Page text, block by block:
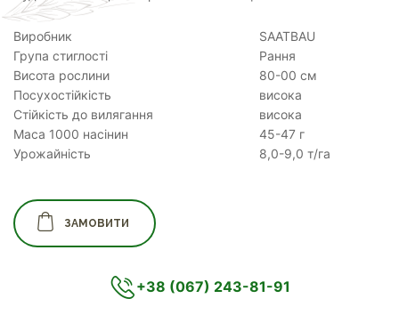
Виробник
SAATBAU
Група стиглості
Рання
Висота рослини
80-00 см
Посухостійкість
висока
Стійкість до вилягання
висока
Маса 1000 насінин
45-47 г
Урожайність
8,0-9,0 т/га
ЗАМОВИТИ
+38 (067) 243-81-91